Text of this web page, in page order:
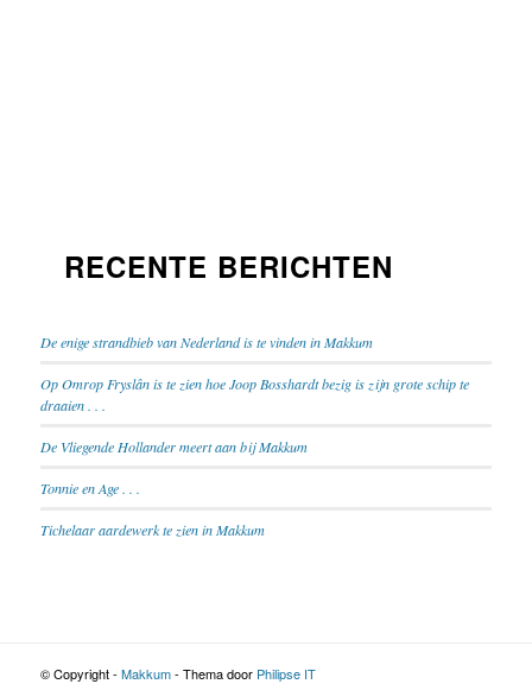
RECENTE BERICHTEN
De enige strandbieb van Nederland is te vinden in Makkum
Op Omrop Fryslân is te zien hoe Joop Bosshardt bezig is zijn grote schip te
draaien . . .
De Vliegende Hollander meert aan bij Makkum
Tonnie en Age . . .
Tichelaar aardewerk te zien in Makkum
© Copyright - Makkum- Thema door Philipse IT